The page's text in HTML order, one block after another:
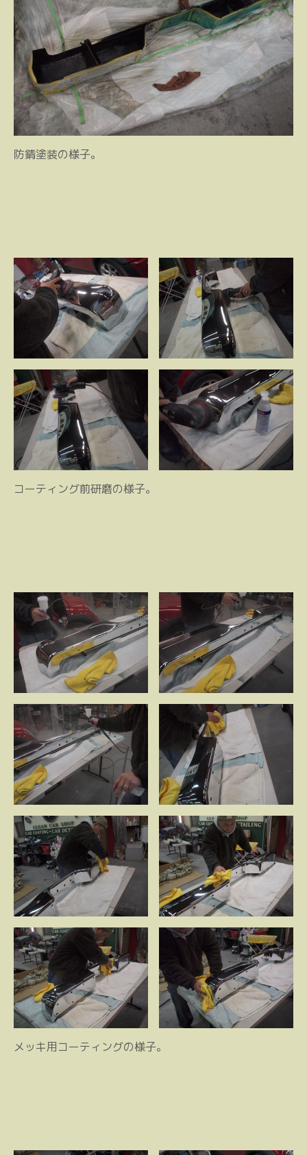
防錆塗装の様子。
コーティング前研磨の様子。
メッキ用コーティングの様子。